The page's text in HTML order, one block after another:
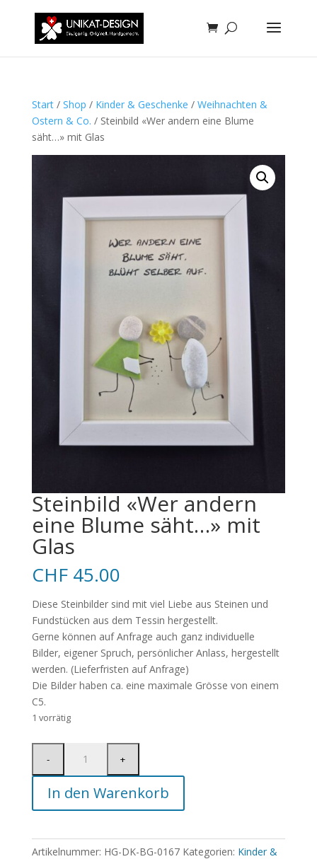
Start/ Shop / Kinder & Geschenke / Weihnachten &
Ostern & Co. / Steinbild «Wer andern eine Blume
säht…» mit Glas
Steinbild «Wer andern
eine Blume säht…» mit
Glas
CHF45.00
Diese Steinbilder sind mit viel Liebe aus Steinen und
Fundstücken aus dem Tessin hergestellt.
Gerne können auf Anfrage auch ganz individuelle
Bilder, eigener Spruch, persönlicher Anlass, hergestellt
werden. (Lieferfristen auf Anfrage)
Die Bilder haben ca. eine maximale Grösse von einem
C5.
1 vorrätig
In den Warenkorb
Artikelnummer: HG-DK-BG-0167 Kategorien: Kinder &